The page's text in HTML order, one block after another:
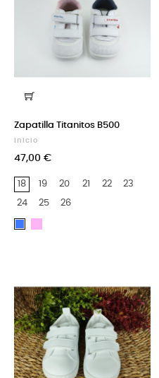
Zapatilla Titanitos B500
Inicio
47,00 €
18 19 20 21 22 23
24 25 26